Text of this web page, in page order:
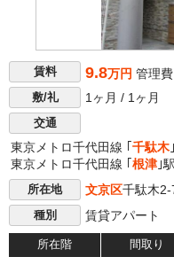
賃料 9.8万円 管理
敷/礼 1ヶ月 / 1ヶ月
交通
東京メトロ千代田線 ｢ 千駄木
東京メトロ千代田線 ｢ 根津 ｣
所在地 文京区千駄木2-
種別 賃貸アパート
所在階 間取り